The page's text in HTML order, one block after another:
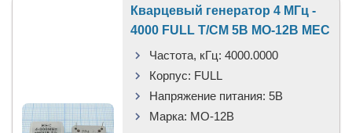
Кварцевый генератор 4 МГц -
4000 FULL T/CM 5В MO-12B MEC
Частота, кГц: 4000.0000
Корпус: FULL
Напряжение питания: 5В
Марка: MO-12B